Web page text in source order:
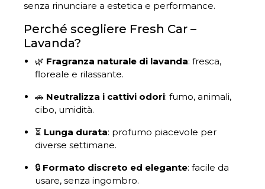
senza rinunciare a estetica e performance.
Perché scegliere Fresh Car –
Lavanda?
🌿 Fragranza naturale di lavanda: fresca,
floreale e rilassante.
🚗 Neutralizza i cattivi odori: fumo, animali,
cibo, umidità.
⏳ Lunga durata: profumo piacevole per
diverse settimane.
🔒 Formato discreto ed elegante: facile da
usare, senza ingombro.